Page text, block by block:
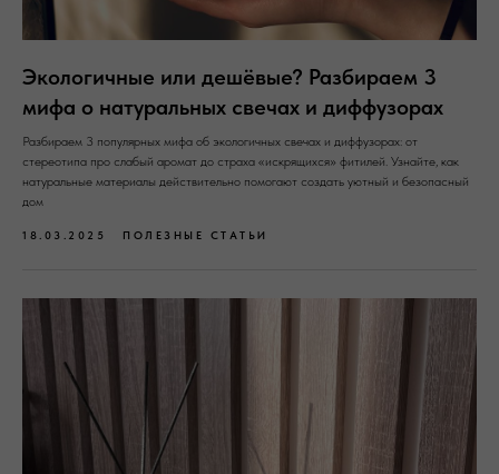
Экологичные или дешёвые? Разбираем 3
мифа о натуральных свечах и диффузорах
Разбираем 3 популярных мифа об экологичных свечах и диффузорах: от
стереотипа про слабый аромат до страха «искрящихся» фитилей. Узнайте, как
натуральные материалы действительно помогают создать уютный и безопасный
дом
18.03.2025 ПОЛЕЗНЫЕ СТАТЬИ